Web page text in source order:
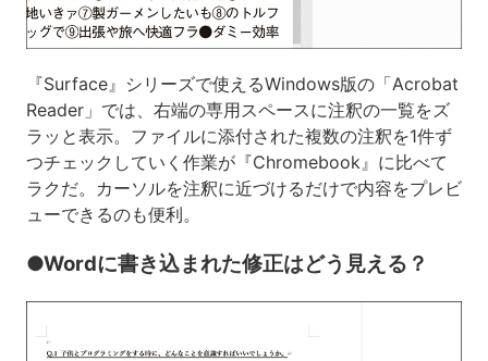
『Surface』シリーズで使えるWindows版の「Acrobat
Reader」では、右端の専用スペースに注釈の一覧をズ
ラッと表示。ファイルに添付された複数の注釈を1件ず
つチェックしていく作業が『Chromebook』に比べて
ラクだ。カーソルを注釈に近づけるだけで内容をプレビ
ューできるのも便利。
●Wordに書き込まれた修正はどう見える？